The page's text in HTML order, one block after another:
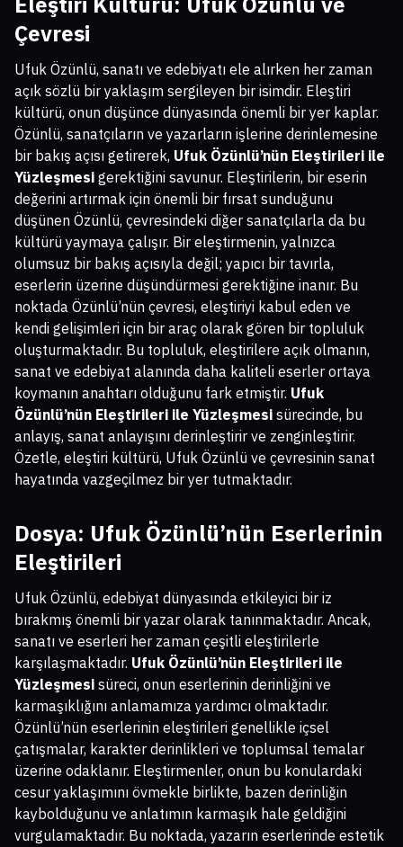
Çevresi
Ufuk Özünlü, sanatı ve edebiyatı ele alırken her zaman
açık sözlü bir yaklaşım sergileyen bir isimdir. Eleştiri
kültürü, onun düşünce dünyasında önemli bir yer kaplar.
Özünlü, sanatçıların ve yazarların işlerine derinlemesine
bir bakış açısı getirerek, Ufuk Özünlü’nün Eleştirileri ile
Yüzleşmesi gerektiğini savunur. Eleştirilerin, bir eserin
değerini artırmak için önemli bir fırsat sunduğunu
düşünen Özünlü, çevresindeki diğer sanatçılarla da bu
kültürü yaymaya çalışır. Bir eleştirmenin, yalnızca
olumsuz bir bakış açısıyla değil; yapıcı bir tavırla,
eserlerin üzerine düşündürmesi gerektiğine inanır. Bu
noktada Özünlü’nün çevresi, eleştiriyi kabul eden ve
kendi gelişimleri için bir araç olarak gören bir topluluk
oluşturmaktadır. Bu topluluk, eleştirilere açık olmanın,
sanat ve edebiyat alanında daha kaliteli eserler ortaya
koymanın anahtarı olduğunu fark etmiştir. Ufuk
Özünlü’nün Eleştirileri ile Yüzleşmesi sürecinde, bu
anlayış, sanat anlayışını derinleştirir ve zenginleştirir.
Özetle, eleştiri kültürü, Ufuk Özünlü ve çevresinin sanat
hayatında vazgeçilmez bir yer tutmaktadır.
Dosya: Ufuk Özünlü’nün Eserlerinin
Eleştirileri
Ufuk Özünlü, edebiyat dünyasında etkileyici bir iz
bırakmış önemli bir yazar olarak tanınmaktadır. Ancak,
sanatı ve eserleri her zaman çeşitli eleştirilerle
karşılaşmaktadır. Ufuk Özünlü’nün Eleştirileri ile
Yüzleşmesi süreci, onun eserlerinin derinliğini ve
karmaşıklığını anlamamıza yardımcı olmaktadır.
Özünlü’nün eserlerinin eleştirileri genellikle içsel
çatışmalar, karakter derinlikleri ve toplumsal temalar
üzerine odaklanır. Eleştirmenler, onun bu konulardaki
cesur yaklaşımını övmekle birlikte, bazen derinliğin
kaybolduğunu ve anlatımın karmaşık hale geldiğini
vurgulamaktadır. Bu noktada, yazarın eserlerinde estetik